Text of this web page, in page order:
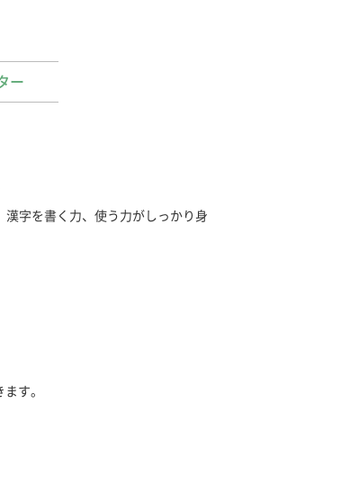
ー
字を書く力、使う力がしっかり身
す。